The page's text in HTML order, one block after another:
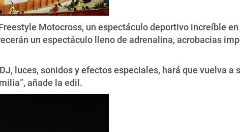
Motocross, un espectáculo deportivo increíble
un espectáculo lleno de adrenalina, acrobacias
luces, sonidos y efectos especiales, hará que vuelva a
añade la edil.